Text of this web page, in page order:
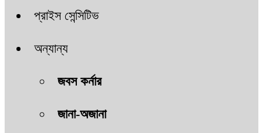
প্রাইস সেন্সিটিভ
অন্যান্য
জবস কর্নার
জানা-অজানা